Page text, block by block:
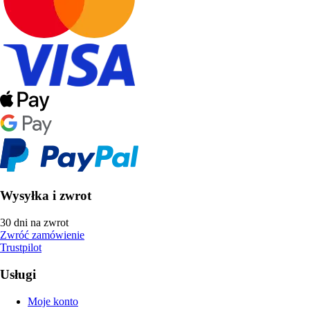
Wysyłka i zwrot
30 dni na zwrot
Zwróć zamówienie
Trustpilot
Usługi
Moje konto